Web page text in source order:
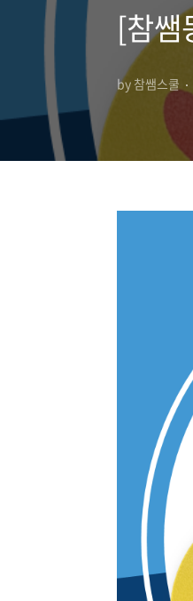
[참쌤
by 참쌤스쿨